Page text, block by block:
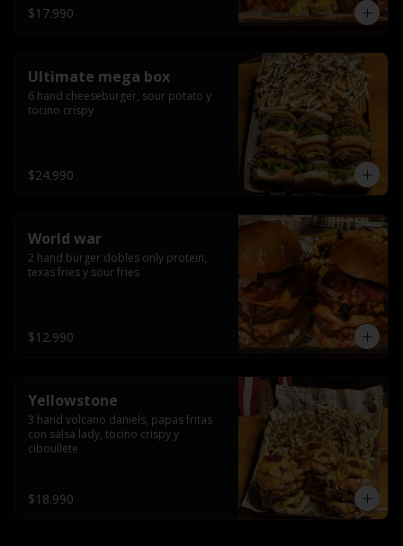
$17.990
Ultimate mega box
6 hand cheeseburger, sour potato y
tocino crispy
$24.990
World war
2 hand burger dobles only protein,
texas fries y sour fries
$12.990
Yellowstone
3 hand volcano daniels, papas fritas
con salsa lady, tocino crispy y
ciboullete
$18.990